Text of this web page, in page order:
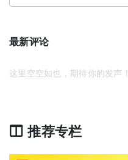
最新评论
这里空空如也，期待你的发声！
推荐专栏